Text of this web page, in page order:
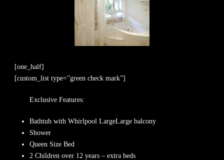
[one_half]
[custom_list type=”green check mark”]
Exclusive Features:
Bathtub with Whirlpool LargeLarge balcony
Shower
Queen Size Bed
2 Children over 12 years – extra beds